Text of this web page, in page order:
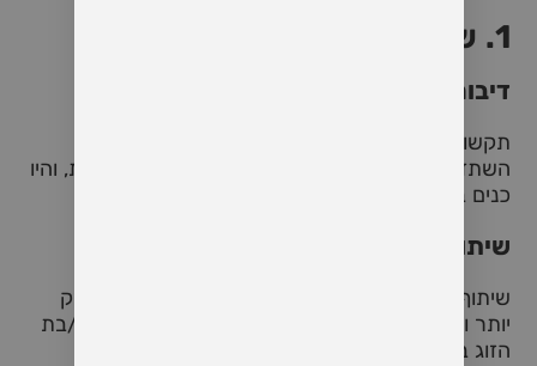
1. שקיפות וכנות
דיבור פתוח וישיר
תקשורת פתוחה וישירה היא המפתח לבניית אמון.
השתדלו לדבר בפתיחות על רגשות, מחשבות ודאגות, והיו
כנים בכל הנוגע לכוונות ולמעשים שלכם.
שיתוף רגשות
שיתוף רגשות ומחשבות עמוקות עוזר לבנות קשר חזק
יותר ומראה על אמון הדדי. אל תהססו לשתף את בן/בת
הזוג ברגשותיכם, גם אם הם קשים או מאתגרים.